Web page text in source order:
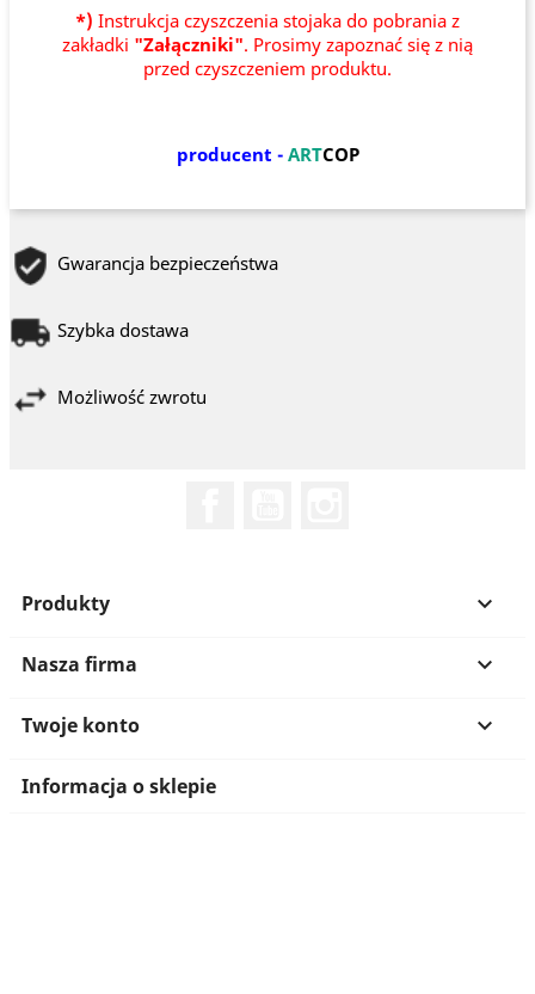
*) Instrukcja czyszczenia stojaka do pobrania z
zakładki "Załączniki". Prosimy zapoznać się z nią
przed czyszczeniem produktu.
producent - ARTCOP
Gwarancja bezpieczeństwa
Szybka dostawa
Możliwość zwrotu
Produkty 
Nasza firma 
Twoje konto 
Informacja o sklepie